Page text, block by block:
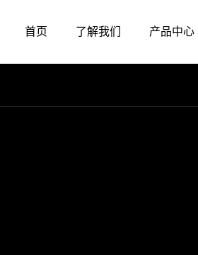
首页 了解我们 产品中心